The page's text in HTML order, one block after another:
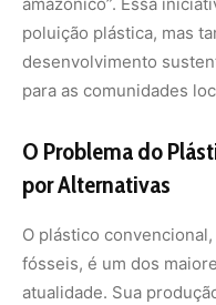
poluição plástica, mas
desenvolvimento
para as comunidades
O Problema do
por Alternativas
O plástico
fósseis, é um dos
atualidade. Sua